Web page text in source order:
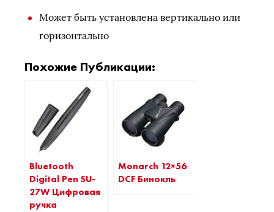
Может быть установлена вертикально или
горизонтально
Похожие Публикации:
Bluetooth
Digital Pen SU-
27W Цифровая
ручка
Monarch 12×56
DCF Бинокль